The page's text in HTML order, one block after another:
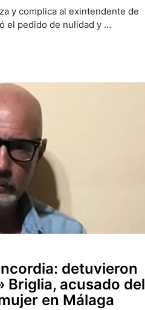
y complica al exintendente de
el pedido de nulidad y …
detuvieron
Briglia, acusado del
en Málaga